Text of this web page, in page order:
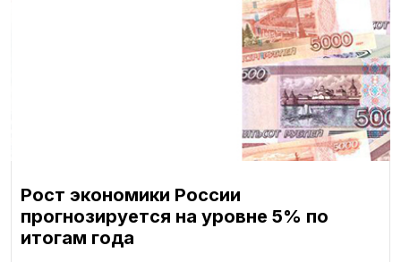
Рост экономики России
прогнозируется на уровне 5% по
итогам года